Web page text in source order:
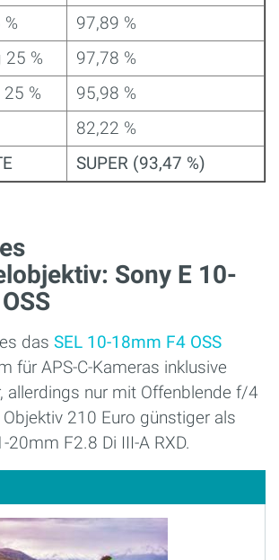
97,89 %
25 %
97,78 %
%
95,98 %
82,22 %
SUPER (93,47 %)
Sony E 10-
das SEL 10-18mm F4 OSS
für APS-C-Kameras inklusive
allerdings nur mit Offenblende f/4
210 Euro günstiger als
20mm F2.8 Di III-A RXD.